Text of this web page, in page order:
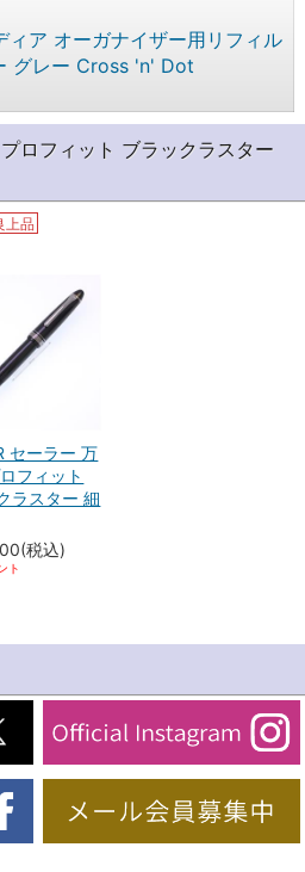
ィア オーガナイザー用リフィル
グレー Cross 'n' Dot
ロフィット ブラックラスター
上品
セーラー 万
フィット
ラスター 細
税込)
ト